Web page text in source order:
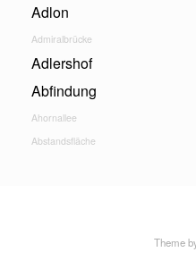
Adlon
Admiralbrücke
Adlershof
Abfindung
Ahornallee
Abstandsfläche
Theme